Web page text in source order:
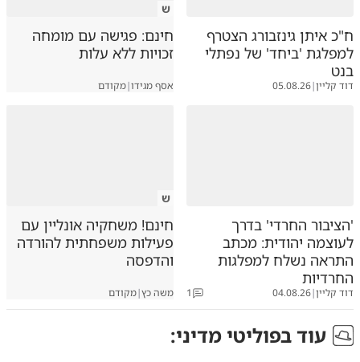
ח"כ איתן גינזבורג הצטרף
למפלגת 'ביחד' של נפתלי
בנט
דוד קליין|
05.08.26
ש
חינם: פגישה עם מומחה
זכויות ללא עלות
אסף מגידו|מקודם
'הציבור החרדי' בדרך
לעוצמה יהודית: מכתב
התראה נשלח למפלגות
החרדיות
דוד קליין|
04.08.26
1
ש
חינם! משחקיה אונליין עם
פעילות משפחתית להורדה
והדפסה
משה כץ|מקודם
עוד בפוליטי מדיני: